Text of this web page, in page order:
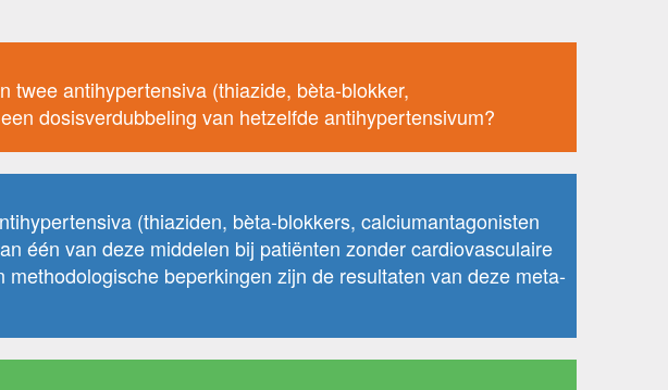
twee antihypertensiva (thiazide, bèta-blokker,
dosisverdubbeling van hetzelfde antihypertensivum?
(thiaziden, bèta-blokkers, calciumantagonisten
één van deze middelen bij patiënten zonder cardiovasculaire
beperkingen zijn de resultaten van deze meta-